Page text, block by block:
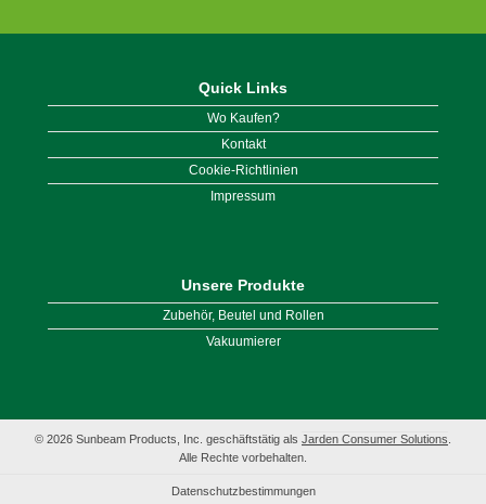
Quick Links
Wo Kaufen?
Kontakt
Cookie-Richtlinien
Impressum
Unsere Produkte
Zubehör, Beutel und Rollen
Vakuumierer
© 2026 Sunbeam Products, Inc. geschäftstätig als Jarden Consumer Solutions
Alle Rechte vorbehalten.
Datenschutzbestimmungen